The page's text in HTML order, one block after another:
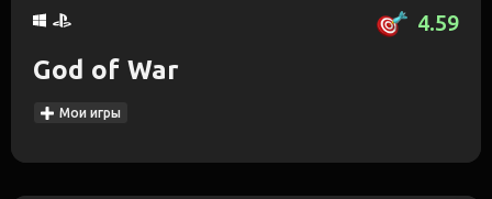
4.59
God of War
Мои игры